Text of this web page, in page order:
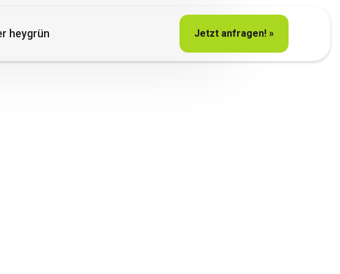
heygrün Jetzt anfragen! »